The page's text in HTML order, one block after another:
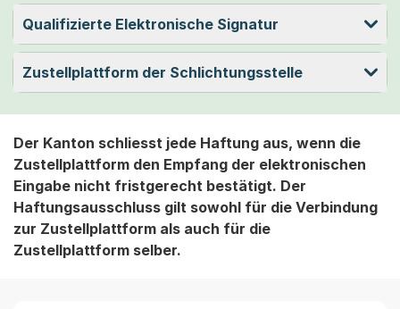
Qualifizierte Elektronische Signatur
Zustellplattform der Schlichtungsstelle
Der Kanton schliesst jede Haftung aus, wenn die
Zustellplattform den Empfang der elektronischen
Eingabe nicht fristgerecht bestätigt. Der
Haftungsausschluss gilt sowohl für die Verbindung
zur Zustellplattform als auch für die
Zustellplattform selber.